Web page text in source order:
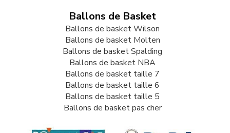
Ballons de Basket
Ballons de basket Wilson
Ballons de basket Molten
Ballons de basket Spalding
Ballons de basket NBA
Ballons de basket taille 7
Ballons de basket taille 6
Ballons de basket taille 5
Ballons de basket pas cher